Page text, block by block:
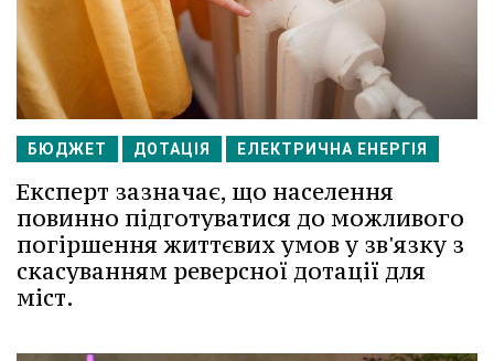
БЮДЖЕТ ДОТАЦІЯ ЕЛЕКТРИЧНА ЕНЕРГІЯ
Експерт зазначає, що населення
повинно підготуватися до можливого
погіршення життєвих умов у зв'язку з
скасуванням реверсної дотації для
міст.